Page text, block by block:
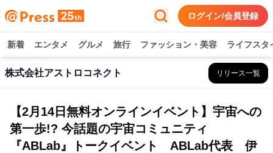
ログイン/会員登録
新着 エンタメ グルメ 旅行 ファッション・美容 ライフスタ
株式会社アストロコネクト リリース一覧
【2月14日無料オンラインイベント】宇宙への
第一歩!? 今話題の宇宙コミュニティ
『ABLab』トークイベント ABLab代表 伊